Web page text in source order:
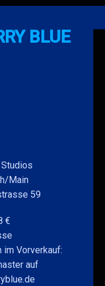
BLUE
Main
59
€
im Vorverkauf:
auf